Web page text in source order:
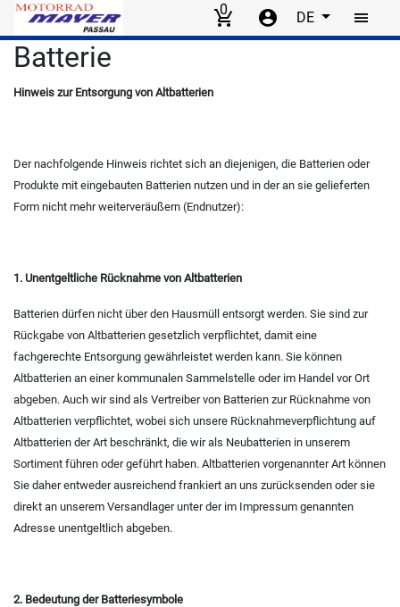
Skip to main content
0 DE
Batterie
Hinweis zur Entsorgung von Altbatterien
Der nachfolgende Hinweis richtet sich an diejenigen, die Batterien oder
Produkte mit eingebauten Batterien nutzen und in der an sie gelieferten
Form nicht mehr weiterveräußern (Endnutzer):
1. Unentgeltliche Rücknahme von Altbatterien
Batterien dürfen nicht über den Hausmüll entsorgt werden. Sie sind zur
Rückgabe von Altbatterien gesetzlich verpflichtet, damit eine
fachgerechte Entsorgung gewährleistet werden kann. Sie können
Altbatterien an einer kommunalen Sammelstelle oder im Handel vor Ort
abgeben. Auch wir sind als Vertreiber von Batterien zur Rücknahme von
Altbatterien verpflichtet, wobei sich unsere Rücknahmeverpflichtung auf
Altbatterien der Art beschränkt, die wir als Neubatterien in unserem
Sortiment führen oder geführt haben. Altbatterien vorgenannter Art können
Sie daher entweder ausreichend frankiert an uns zurücksenden oder sie
direkt an unserem Versandlager unter der im Impressum genannten
Adresse unentgeltlich abgeben.
2. Bedeutung der Batteriesymbole